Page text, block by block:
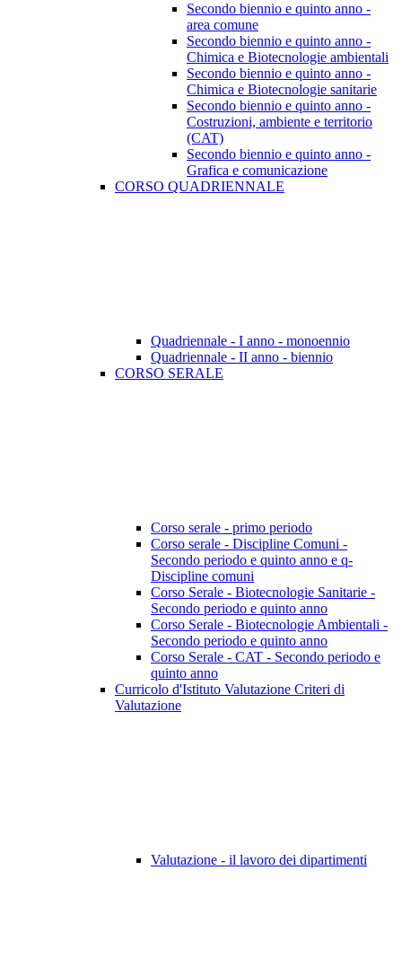
Secondo biennio e quinto anno -
area comune
Secondo biennio e quinto anno -
Chimica e Biotecnologie ambientali
Secondo biennio e quinto anno -
Chimica e Biotecnologie sanitarie
Secondo biennio e quinto anno -
Costruzioni, ambiente e territorio
(CAT)
Secondo biennio e quinto anno -
Grafica e comunicazione
CORSO QUADRIENNALE
Quadriennale - I anno - monoennio
Quadriennale - II anno - biennio
CORSO SERALE
Corso serale - primo periodo
Corso serale - Discipline Comuni -
Secondo periodo e quinto anno e q-
Discipline comuni
Corso Serale - Biotecnologie Sanitarie -
Secondo periodo e quinto anno
Corso Serale - Biotecnologie Ambientali -
Secondo periodo e quinto anno
Corso Serale - CAT - Secondo periodo e
quinto anno
Curricolo d'Istituto Valutazione Criteri di
Valutazione
Valutazione - il lavoro dei dipartimenti